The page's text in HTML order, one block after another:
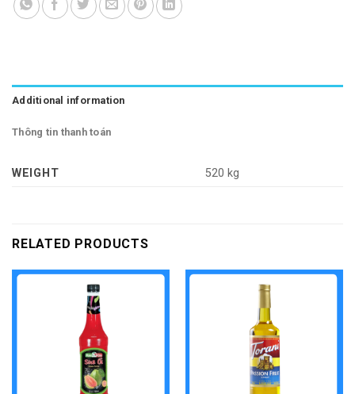
Additional information
Thông tin thanh toán
WEIGHT 520 kg
RELATED PRODUCTS